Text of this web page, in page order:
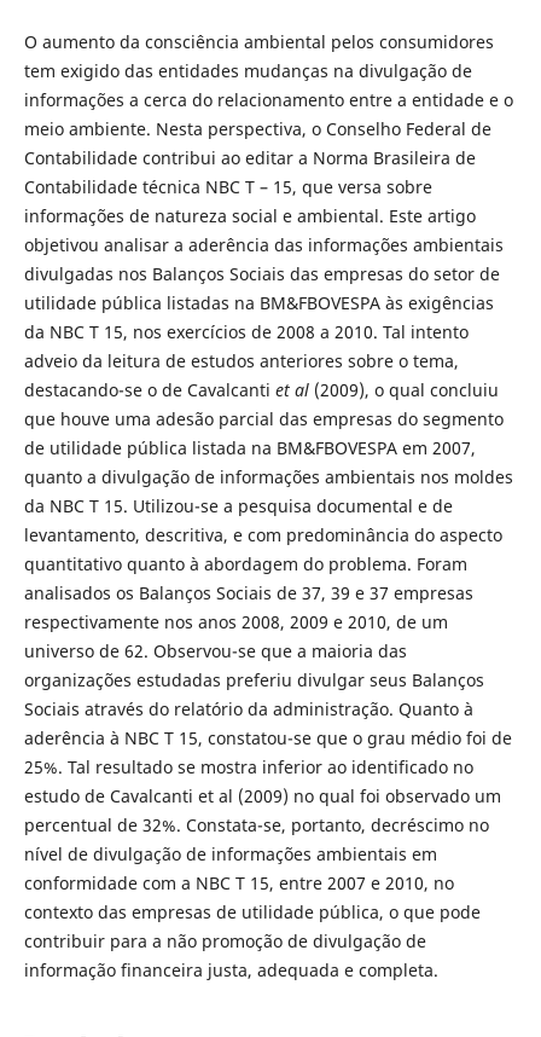
O aumento da consciência ambiental pelos consumidores
tem exigido das entidades mudanças na divulgação de
informações a cerca do relacionamento entre a entidade e o
meio ambiente. Nesta perspectiva, o Conselho Federal de
Contabilidade contribui ao editar a Norma Brasileira de
Contabilidade técnica NBC T – 15, que versa sobre
informações de natureza social e ambiental. Este artigo
objetivou analisar a aderência das informações ambientais
divulgadas nos Balanços Sociais das empresas do setor de
utilidade pública listadas na BM&FBOVESPA às exigências
da NBC T 15, nos exercícios de 2008 a 2010. Tal intento
adveio da leitura de estudos anteriores sobre o tema,
destacando-se o de Cavalcanti et al(2009), o qual concluiu
que houve uma adesão parcial das empresas do segmento
de utilidade pública listada na BM&FBOVESPA em 2007,
quanto a divulgação de informações ambientais nos moldes
da NBC T 15. Utilizou-se a pesquisa documental e de
levantamento, descritiva, e com predominância do aspecto
quantitativo quanto à abordagem do problema. Foram
analisados os Balanços Sociais de 37, 39 e 37 empresas
respectivamente nos anos 2008, 2009 e 2010, de um
universo de 62. Observou-se que a maioria das
organizações estudadas preferiu divulgar seus Balanços
Sociais através do relatório da administração. Quanto à
aderência à NBC T 15, constatou-se que o grau médio foi de
25%. Tal resultado se mostra inferior ao identificado no
estudo de Cavalcanti et al (2009) no qual foi observado um
percentual de 32%. Constata-se, portanto, decréscimo no
nível de divulgação de informações ambientais em
conformidade com a NBC T 15, entre 2007 e 2010, no
contexto das empresas de utilidade pública, o que pode
contribuir para a não promoção de divulgação de
informação financeira justa, adequada e completa.